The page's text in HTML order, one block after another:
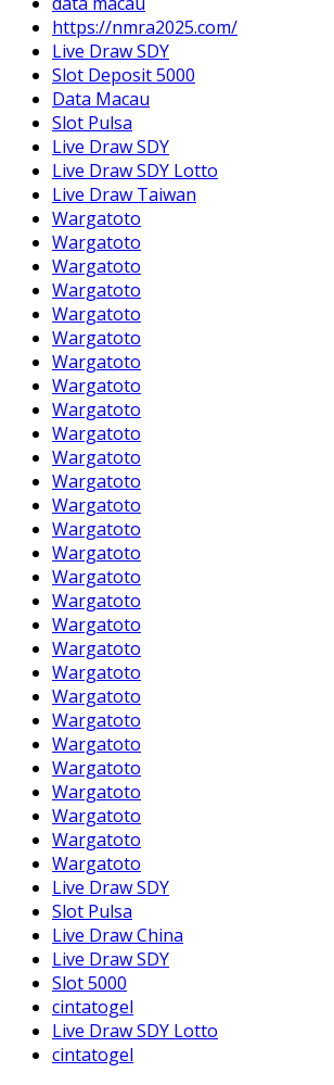
https://nmra2025.com/
Live Draw SDY
Slot Deposit 5000
Data Macau
Slot Pulsa
Live Draw SDY
Live Draw SDY Lotto
Live Draw Taiwan
Wargatoto
Wargatoto
Wargatoto
Wargatoto
Wargatoto
Wargatoto
Wargatoto
Wargatoto
Wargatoto
Wargatoto
Wargatoto
Wargatoto
Wargatoto
Wargatoto
Wargatoto
Wargatoto
Wargatoto
Wargatoto
Wargatoto
Wargatoto
Wargatoto
Wargatoto
Wargatoto
Wargatoto
Wargatoto
Wargatoto
Wargatoto
Wargatoto
Live Draw SDY
Slot Pulsa
Live Draw China
Live Draw SDY
Slot 5000
cintatogel
Live Draw SDY Lotto
cintatogel